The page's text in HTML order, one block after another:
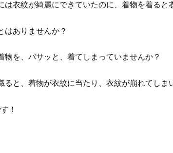
は衣紋が綺麗にできていたのに、着物を着ると
はありませんか？
物を、バサッと、着てしまっていませんか？
ると、着物が衣紋に当たり、衣紋が崩れてしま
！